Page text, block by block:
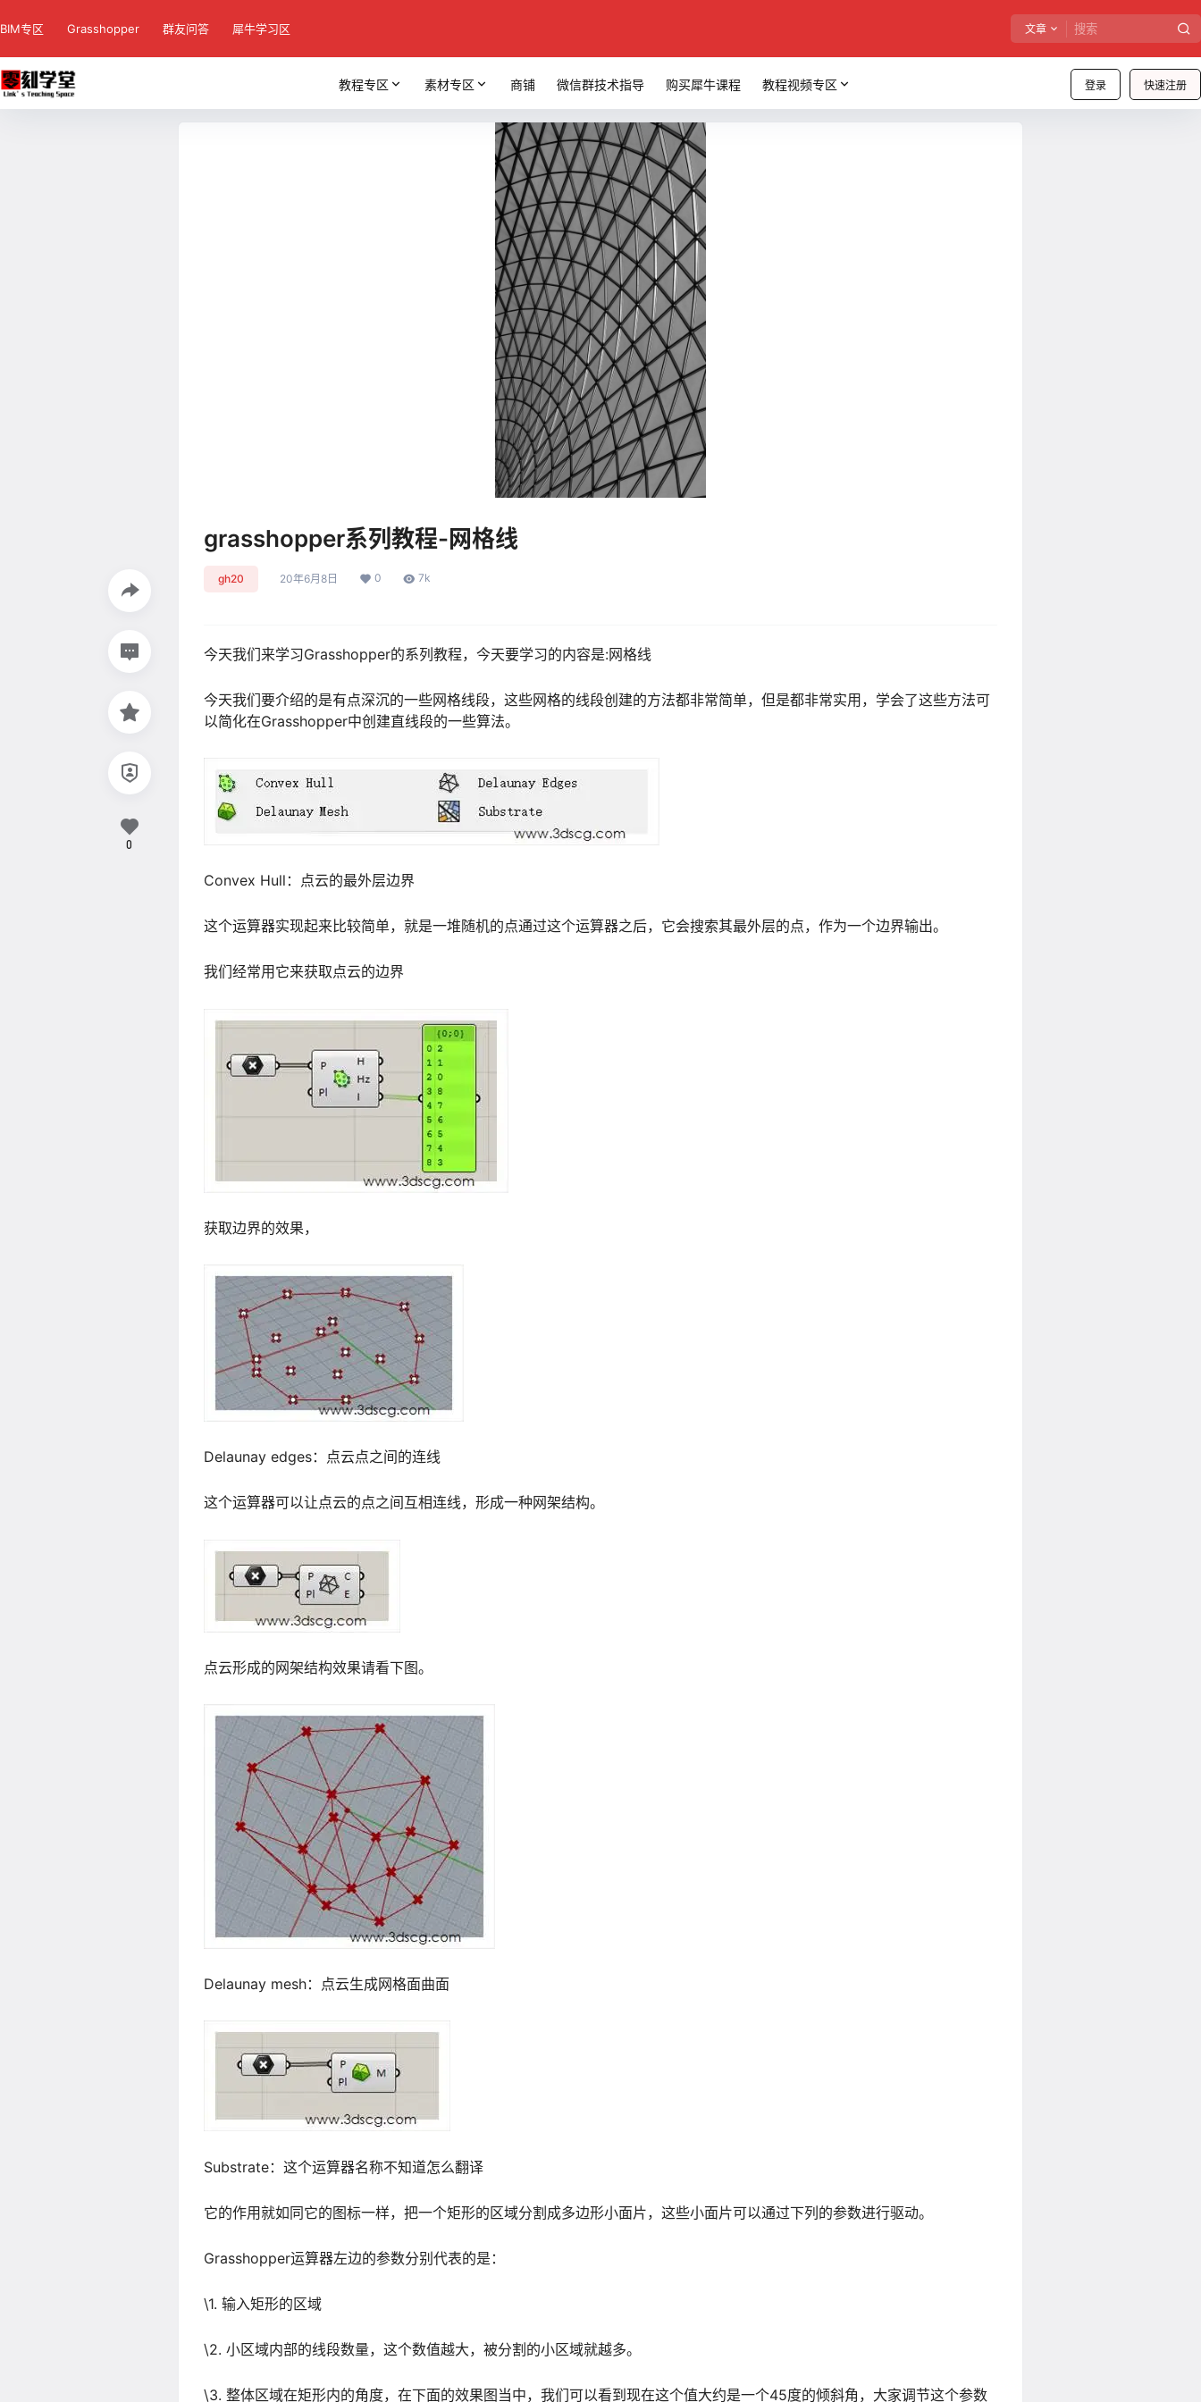
BIM专区 Grasshopper 群友问答 犀牛学习区 文章
登录 快速注册
教程专区 素材专区 商铺 微信群技术指导 购买犀牛课程 教程视频专区
grasshopper系列教程-网格线
gh20 20年6月8日 0 7k
今天我们来学习Grasshopper的系列教程，今天要学习的内容是:网格线
今天我们要介绍的是有点深沉的一些网格线段，这些网格的线段创建的方法都非常简单，但是都非常实用，学会了这些方法可
以简化在Grasshopper中创建直线段的一些算法。
Convex Hull：点云的最外层边界
这个运算器实现起来比较简单，就是一堆随机的点通过这个运算器之后，它会搜索其最外层的点，作为一个边界输出。
我们经常用它来获取点云的边界
获取边界的效果，
Delaunay edges：点云点之间的连线
这个运算器可以让点云的点之间互相连线，形成一种网架结构。
点云形成的网架结构效果请看下图。
Delaunay mesh：点云生成网格面曲面
Substrate：这个运算器名称不知道怎么翻译
它的作用就如同它的图标一样，把一个矩形的区域分割成多边形小面片，这些小面片可以通过下列的参数进行驱动。
Grasshopper运算器左边的参数分别代表的是：
\1. 输入矩形的区域
\2. 小区域内部的线段数量，这个数值越大，被分割的小区域就越多。
\3. 整体区域在矩形内的角度，在下面的效果图当中，我们可以看到现在这个值大约是一个45度的倾斜角，大家调节这个参数
0